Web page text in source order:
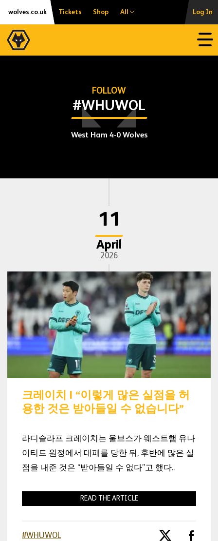
Skip
content
Accessibility
wolves.co.uk Tickets Shop All Log In
FOLLOW
#WHUWOL
West Ham 4-0 Wolves
11
April
2026
크레이치 | “이렇게 많은 실점을 허
용한 것은 받아들일 수 없습니다”
라디슬라프 크레이치는 울브스가 웨스트햄 유나
이티드 원정에서 대패를 당한 뒤, 후반에 많은 실
점을 내준 것은 “받아들일 수 없다”고 했다..
READ THE ARTICLE
#WHUWOL